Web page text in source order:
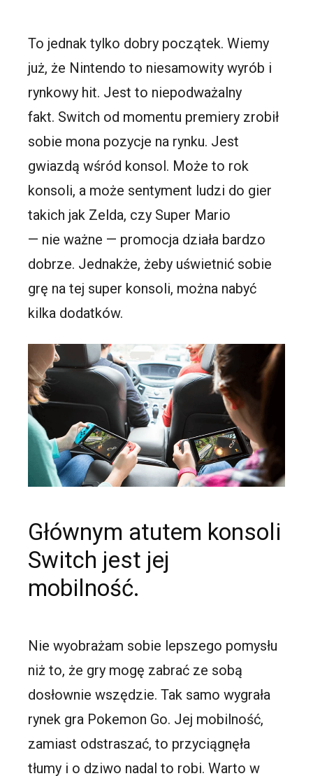
To jednak tylko dobry początek. Wiemy
już, że Nintendo to niesamowity wyrób i
rynkowy hit. Jest to niepodważalny
fakt. Switch od momentu premiery zrobił
sobie mona pozycje na rynku. Jest
gwiazdą wśród konsol. Może to rok
konsoli, a może sentyment ludzi do gier
takich jak Zelda, czy Super Mario
— nie ważne — promocja działa bardzo
dobrze. Jednakże, żeby uświetnić sobie
grę na tej super konsoli, można nabyć
kilka dodatków.
Głównym atutem konsoli
Switch jest jej
mobilność.
Nie wyobrażam sobie lepszego pomysłu
niż to, że gry mogę zabrać ze sobą
dosłownie wszędzie. Tak samo wygrała
rynek gra Pokemon Go. Jej mobilność,
zamiast odstraszać, to przyciągnęła
tłumy i o dziwo nadal to robi. Warto w